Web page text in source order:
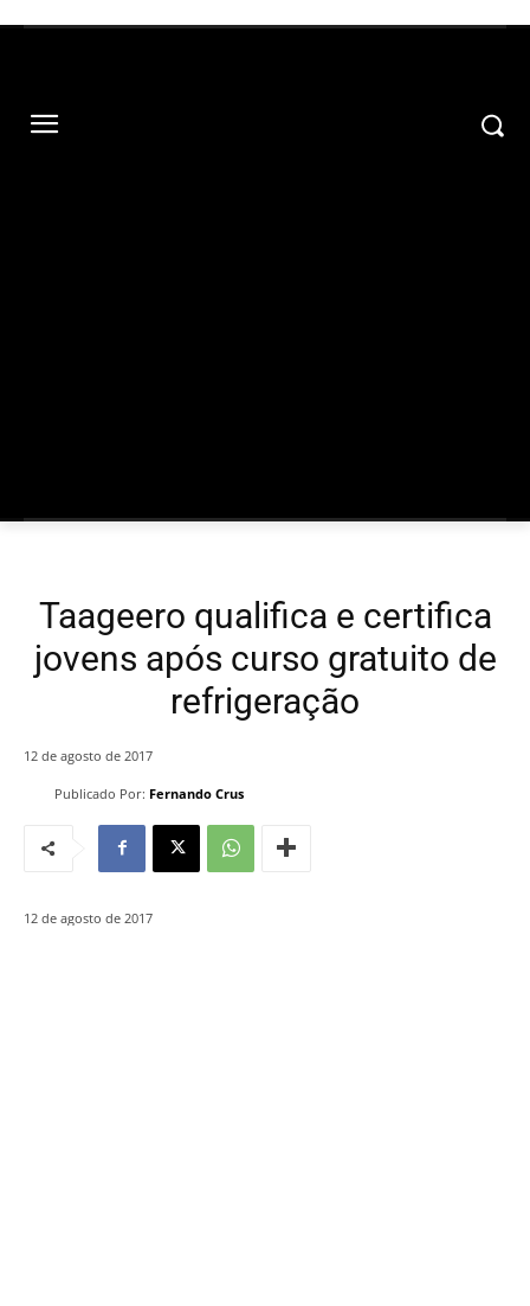
Taageero qualifica e certifica
jovens após curso gratuito de
refrigeração
Publicado Por: Fernando Crus
12 de agosto de 2017
12 de agosto de 2017